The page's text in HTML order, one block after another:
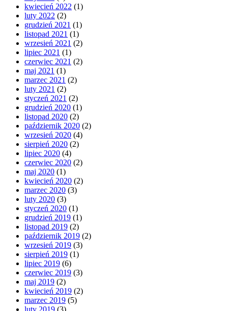
kwiecień 2022 (1)
luty 2022 (2)
grudzień 2021 (1)
listopad 2021 (1)
wrzesień 2021 (2)
lipiec 2021 (1)
czerwiec 2021 (2)
maj 2021 (1)
marzec 2021 (2)
luty 2021 (2)
styczeń 2021 (2)
grudzień 2020 (1)
listopad 2020 (2)
październik 2020 (2)
wrzesień 2020 (4)
sierpień 2020 (2)
lipiec 2020 (4)
czerwiec 2020 (2)
maj 2020 (1)
kwiecień 2020 (2)
marzec 2020 (3)
luty 2020 (3)
styczeń 2020 (1)
grudzień 2019 (1)
listopad 2019 (2)
październik 2019 (2)
wrzesień 2019 (3)
sierpień 2019 (1)
lipiec 2019 (6)
czerwiec 2019 (3)
maj 2019 (2)
kwiecień 2019 (2)
marzec 2019 (5)